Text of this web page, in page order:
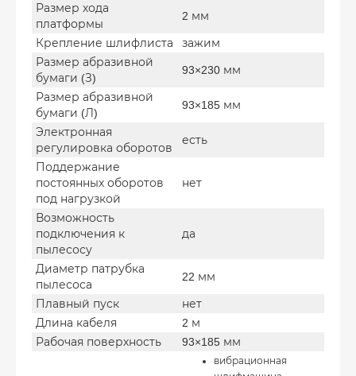
Размер хода
платформы
2 мм
Крепление шлифлиста
зажим
Размер абразивной
бумаги (З)
93×230 мм
Размер абразивной
бумаги (Л)
93×185 мм
Электронная
регулировка оборотов
есть
Поддержание
постоянных оборотов
под нагрузкой
нет
Возможность
подключения к
пылесосу
да
Диаметр патрубка
пылесоса
22 мм
Плавный пуск
нет
Длина кабеля
2 м
Рабочая поверхность
93×185 мм
вибрационная